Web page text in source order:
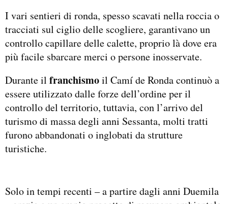
I vari sentieri di ronda, spesso scavati nella roccia o
tracciati sul ciglio delle scogliere, garantivano un
controllo capillare delle calette, proprio là dove era
più facile sbarcare merci o persone inosservate.
Durante il franchismoil Camí de Ronda continuò a
essere utilizzato dalle forze dell’ordine per il
controllo del territorio, tuttavia, con l’arrivo del
turismo di massa degli anni Sessanta, molti tratti
furono abbandonati o inglobati da strutture
turistiche.
Solo in tempi recenti – a partire dagli anni Duemila